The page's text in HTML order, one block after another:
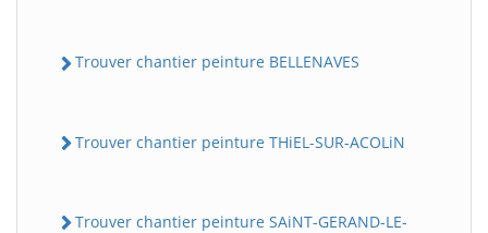
Trouver chantier peinture BELLENAVES
Trouver chantier peinture THiEL-SUR-ACOLiN
Trouver chantier peinture SAiNT-GERAND-LE-